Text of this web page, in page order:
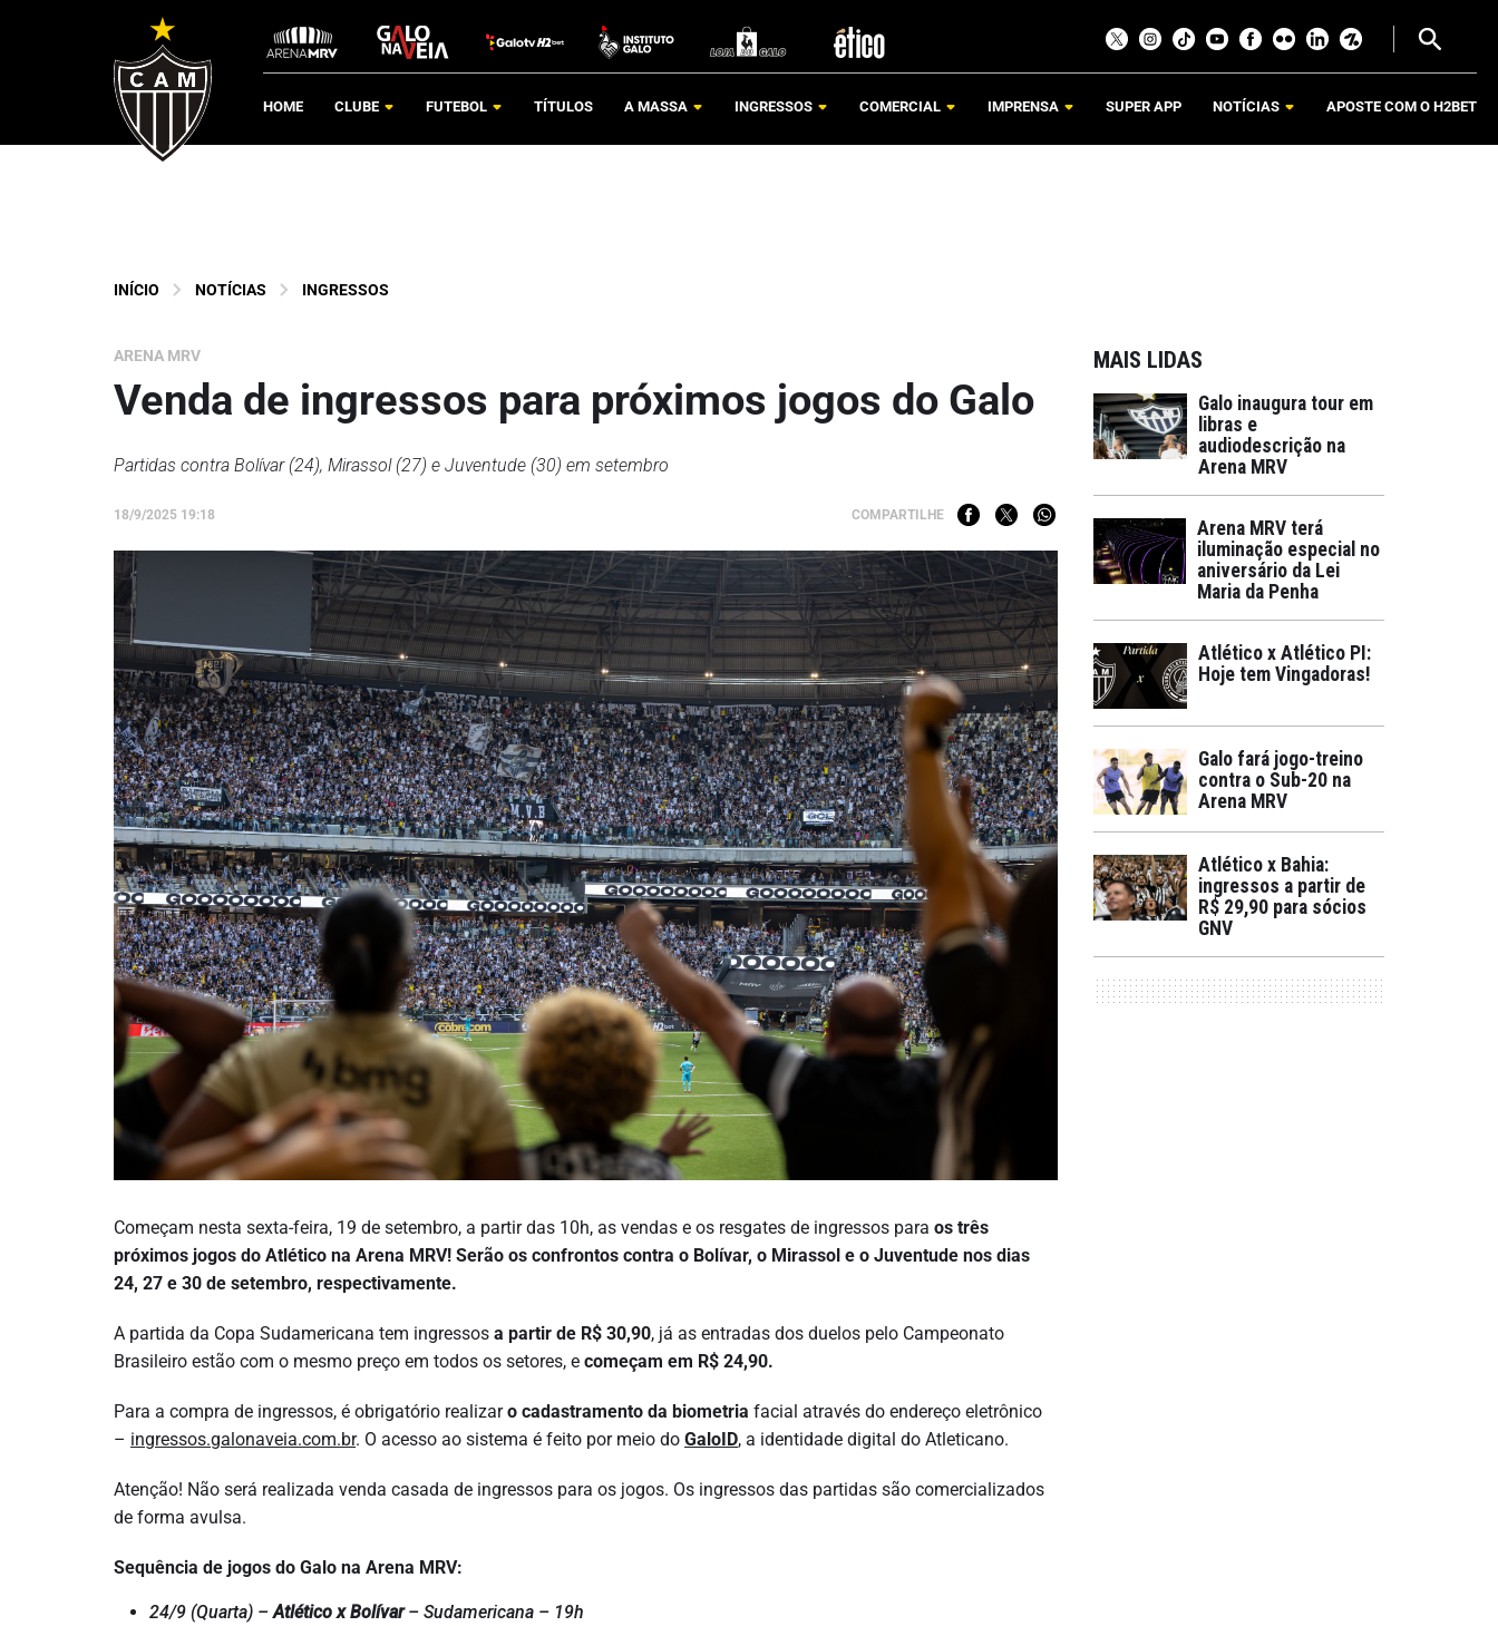
HOME CLUBE FUTEBOL TÍTULOS A MASSA INGRESSOS COMERCIAL IMPRENSA SUPER APP NOTÍCIAS APOSTE COM O H2BET
INÍCIO NOTÍCIAS INGRESSOS
ARENA MRV
Venda de ingressos para próximos jogos do Galo
Partidas contra Bolívar (24), Mirassol (27) e Juventude (30) em setembro
18/9/2025 19:18 COMPARTILHE
Começam nesta sexta-feira, 19 de setembro, a partir das 10h, as vendas e os resgates de ingressos para os três
próximos jogos do Atlético na Arena MRV! Serão os confrontos contra o Bolívar, o Mirassol e o Juventude nos dias
24, 27 e 30 de setembro, respectivamente.
A partida da Copa Sudamericana tem ingressos a partir de R$ 30,90, já as entradas dos duelos pelo Campeonato
Brasileiro estão com o mesmo preço em todos os setores, e começam em R$ 24,90.
Para a compra de ingressos, é obrigatório realizaro cadastramento da biometria facial através do endereço eletrônico
– ingressos.galonaveia.com.br. O acesso ao sistema é feito por meio do GaloID, a identidade digital do Atleticano.
Atenção! Não será realizada venda casada de ingressos para os jogos. Os ingressos das partidas são comercializados
de forma avulsa.
Sequência de jogos do Galo na Arena MRV:
24/9 (Quarta) –Atlético x Bolívar– Sudamericana – 19h
MAIS LIDAS
Galo inaugura tour em
libras e
audiodescrição na
Arena MRV
Arena MRV terá
iluminação especial no
aniversário da Lei
Maria da Penha
Atlético x Atlético PI:
Hoje tem Vingadoras!
Galo fará jogo-treino
contra o Sub-20 na
Arena MRV
Atlético x Bahia:
ingressos a partir de
R$ 29,90 para sócios
GNV